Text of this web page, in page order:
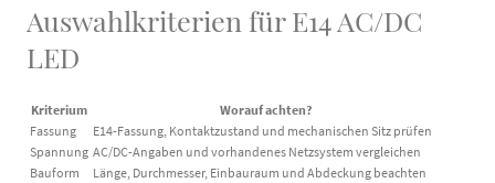
Auswahlkriterien für E14 AC/DC
LED
Kriterium
Worauf achten?
Fassung
E14-Fassung, Kontaktzustand und mechanischen Sitz prüfen
Spannung AC/DC-Angaben und vorhandenes Netzsystem vergleichen
Bauform
Länge, Durchmesser, Einbauraum und Abdeckung beachten